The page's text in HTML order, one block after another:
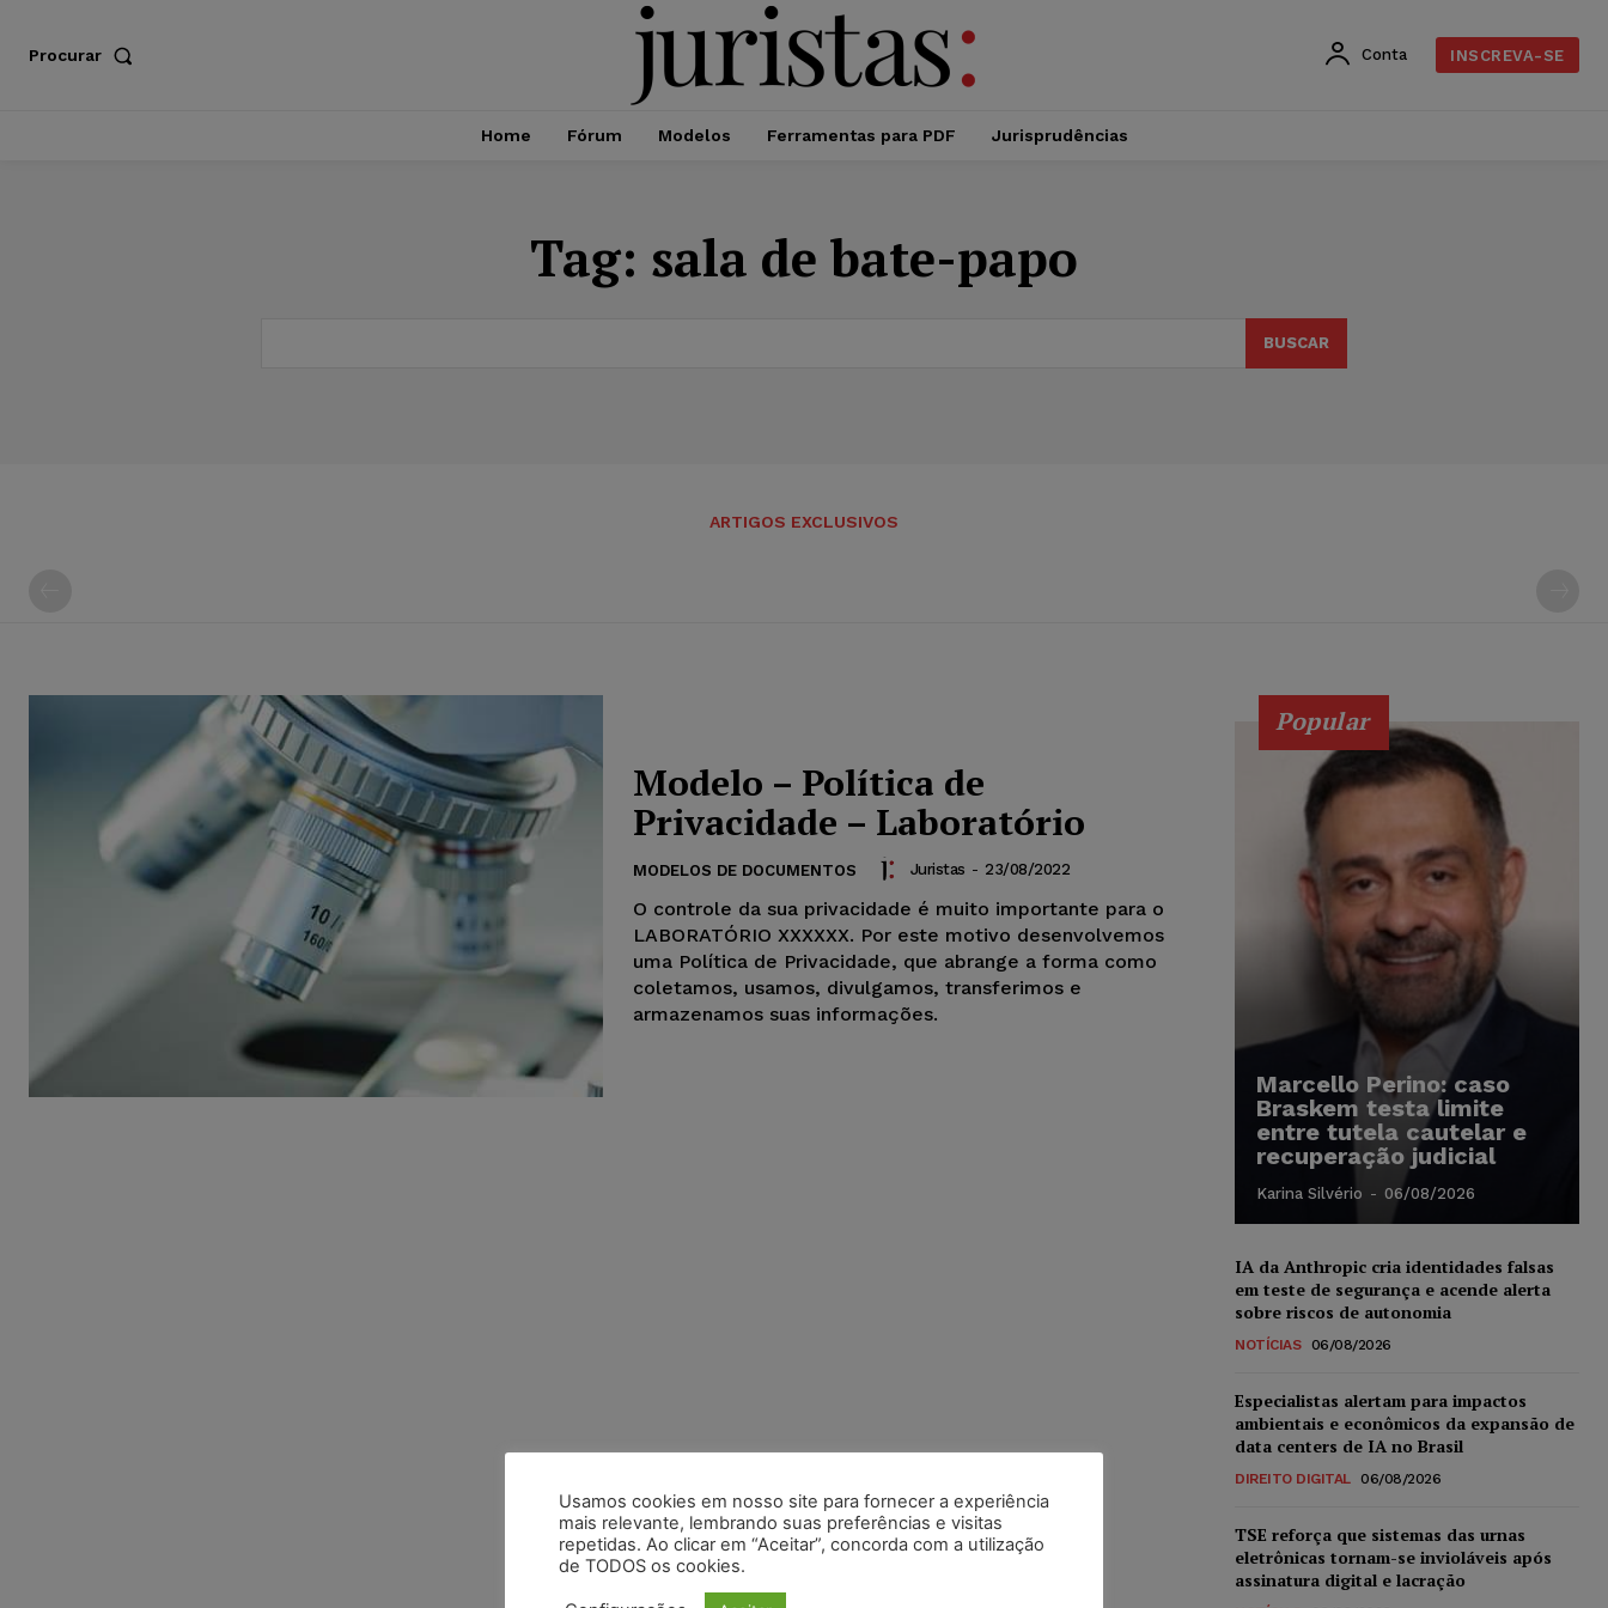
Procurar Conta INSCREVA-SE
Home Fórum Modelos Ferramentas para PDF Jurisprudências
Tag: sala de bate-papo
BUSCAR
ARTIGOS EXCLUSIVOS
Modelo – Política de
Privacidade – Laboratório
MODELOS DE DOCUMENTOS Juristas - 23/08/2022
O controle da sua privacidade é muito importante para o
LABORATÓRIO XXXXXX. Por este motivo desenvolvemos
uma Política de Privacidade, que abrange a forma como
coletamos, usamos, divulgamos, transferimos e
armazenamos suas informações.
Popular
Marcello Perino: caso
Braskem testa limite
entre tutela cautelar e
recuperação judicial
Karina Silvério - 06/08/2026
IA da Anthropic cria identidades falsas
em teste de segurança e acende alerta
sobre riscos de autonomia
NOTÍCIAS 06/08/2026
Especialistas alertam para impactos
ambientais e econômicos da expansão de
data centers de IA no Brasil
DIREITO DIGITAL 06/08/2026
TSE reforça que sistemas das urnas
eletrônicas tornam-se invioláveis após
assinatura digital e lacração
Usamos cookies em nosso site para fornecer a experiência
mais relevante, lembrando suas preferências e visitas
repetidas. Ao clicar em “Aceitar”, concorda com a utilização
de TODOS os cookies.